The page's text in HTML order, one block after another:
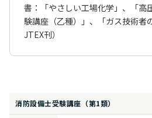
書：「やさしい工場化学」、「高
験講座（乙種）」、「ガス技術者
JTEX刊）
消防設備士受験講座（第1類）